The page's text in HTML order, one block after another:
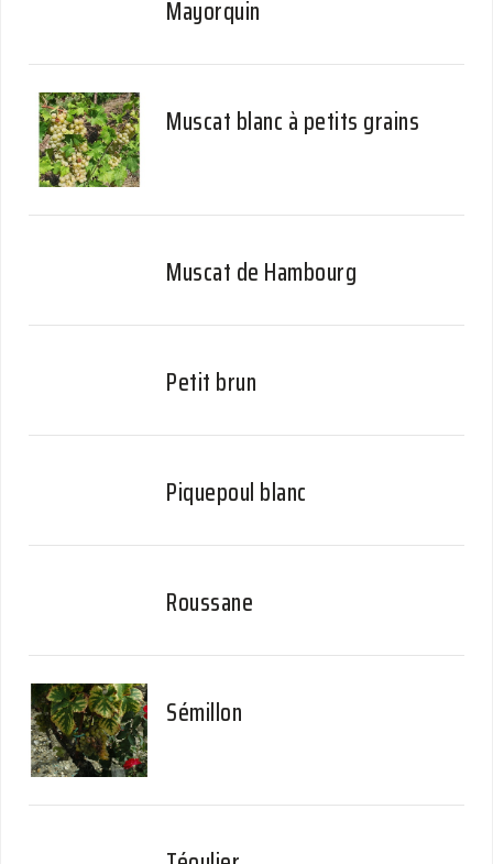
Mayorquin
Muscat blanc à petits grains
Muscat de Hambourg
Petit brun
Piquepoul blanc
Roussane
Sémillon